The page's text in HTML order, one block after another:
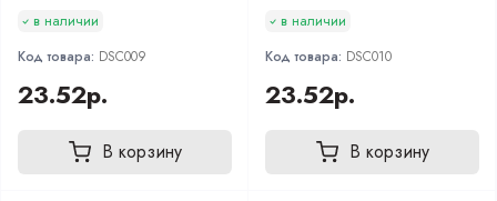
в наличии
Код товара: DSC009
23.52р.
В корзину
в наличии
Код товара: DSC010
23.52р.
В корзину